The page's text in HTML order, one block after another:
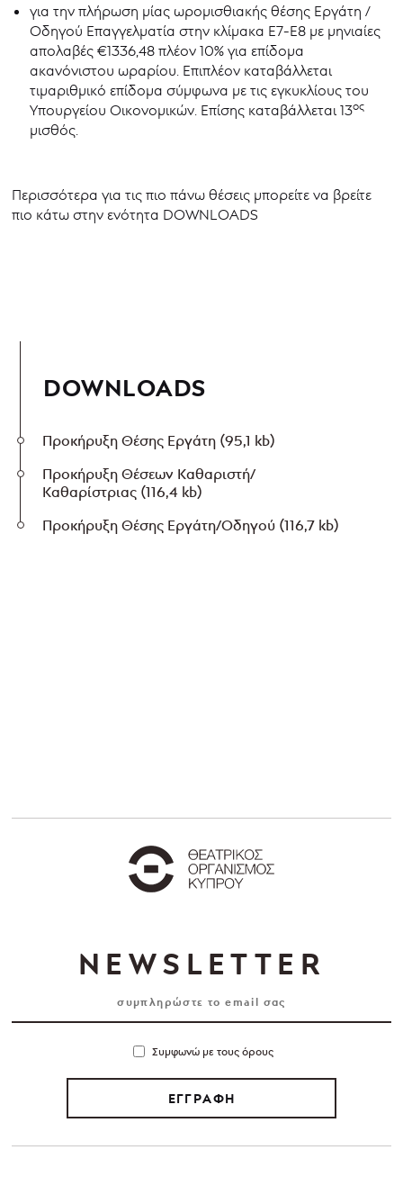
για την πλήρωση μίας ωρομισθιακής θέσης Εργάτη /
Οδηγού Επαγγελματία στην κλίμακα Ε7-Ε8 με μηνιαίες
απολαβές €1336,48 πλέον 10% για επίδομα
ακανόνιστου ωραρίου. Επιπλέον καταβάλλεται
τιμαριθμικό επίδομα σύμφωνα με τις εγκυκλίους του
Υπουργείου Οικονομικών. Επίσης καταβάλλεται 13ος
μισθός.
Περισσότερα για τις πιο πάνω θέσεις μπορείτε να βρείτε
πιο κάτω στην ενότητα DOWNLOADS
DOWNLOADS
Προκήρυξη Θέσης Εργάτη (95,1 kb)
Προκήρυξη Θέσεων Καθαριστή/
Καθαρίστριας (116,4 kb)
Προκήρυξη Θέσης Εργάτη/Οδηγού (116,7 kb)
NEWSLETTER
Συμφωνώ με τους όρους
ΕΓΓΡΑΦΗ